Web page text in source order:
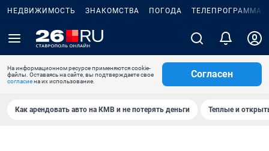
НЕДВИЖИМОСТЬ ЗНАКОМСТВА ПОГОДА ТЕЛЕПРОГРАММА
На информационном ресурсе применяются cookie-
файлы. Оставаясь на сайте, вы подтверждаете свое
согласиена их использование.
Согласен
Как арендовать авто на КМВ и не потерять деньги Теплые и